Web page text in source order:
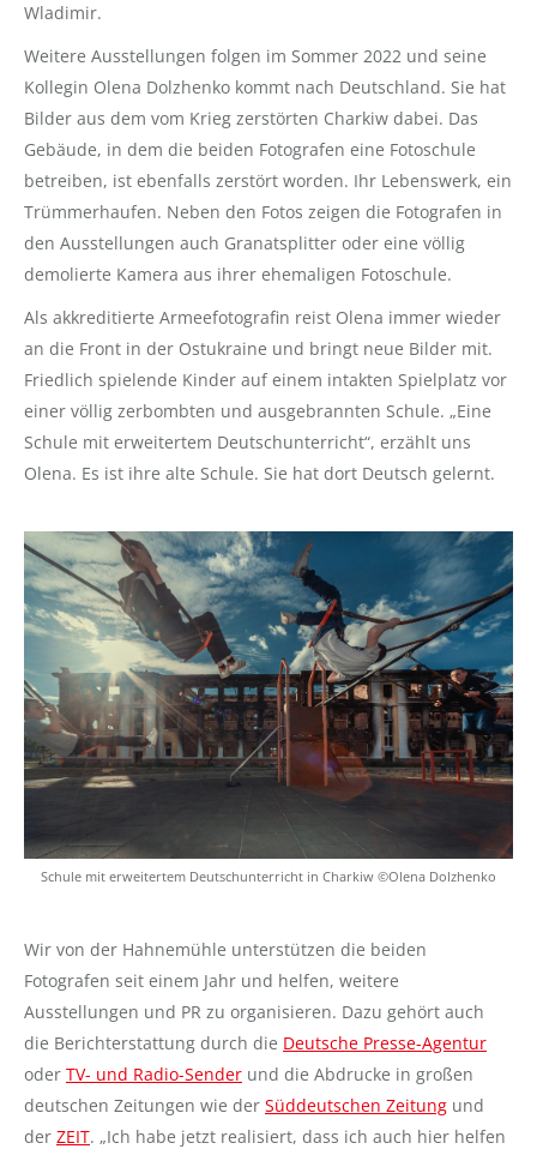
Wladimir.
Weitere Ausstellungen folgen im Sommer 2022 und seine
Kollegin Olena Dolzhenko kommt nach Deutschland. Sie hat
Bilder aus dem vom Krieg zerstörten Charkiw dabei. Das
Gebäude, in dem die beiden Fotografen eine Fotoschule
betreiben, ist ebenfalls zerstört worden. Ihr Lebenswerk, ein
Trümmerhaufen. Neben den Fotos zeigen die Fotografen in
den Ausstellungen auch Granatsplitter oder eine völlig
demolierte Kamera aus ihrer ehemaligen Fotoschule.
Als akkreditierte Armeefotografin reist Olena immer wieder
an die Front in der Ostukraine und bringt neue Bilder mit.
Friedlich spielende Kinder auf einem intakten Spielplatz vor
einer völlig zerbombten und ausgebrannten Schule. „Eine
Schule mit erweitertem Deutschunterricht“, erzählt uns
Olena. Es ist ihre alte Schule. Sie hat dort Deutsch gelernt.
Schule mit erweitertem Deutschunterricht in Charkiw ©Olena Dolzhenko
Wir von der Hahnemühle unterstützen die beiden
Fotografen seit einem Jahr und helfen, weitere
Ausstellungen und PR zu organisieren. Dazu gehört auch
die Berichterstattung durch die Deutsche Presse-Agentur
oder TV- und Radio-Sender und die Abdrucke in großen
deutschen Zeitungen wie der Süddeutschen Zeitung und
der ZEIT. „Ich habe jetzt realisiert, dass ich auch hier helfen